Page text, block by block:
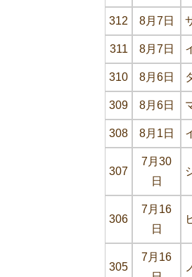
312 8月7日
311 8月7日
310 8月6日
309 8月6日
308 8月1日
307
7月30
日
306
7月16
日
305
7月16